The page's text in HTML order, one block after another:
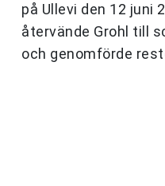
på Ullevi den 12 juni
återvände Grohl till
och genomförde